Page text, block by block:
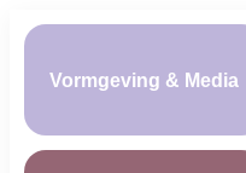
Vormgeving & Media